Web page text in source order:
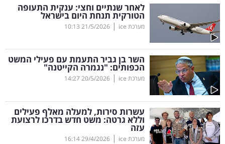
וטק
שיווק
ופרסום
משפט
מדדים
ומחקרים
לאחר שנתיים וחצי: ענקית התעופה
הטורקית תנחת היום בישראל
מערכת ice |
21/5/2026
10:13
השר בן גביר התעמת עם פעילי המשט
הכפותים: "נגמרה הקייטנה"
מערכת ice |
20/5/2026
14:27
עשרות סירות, למעלה מאלף פעילים
וללא גרטה: משט חדש בדרכו לרצועת
עזה
מערכת ice |
29/4/2026
16:14